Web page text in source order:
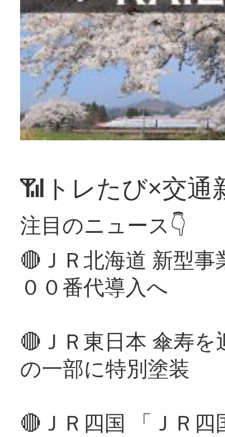
📶トレたび×交通
注目のニュース👇
🔴ＪＲ北海道 新型
００番代導入へ
🔴ＪＲ東日本 傘寿
の一部に特別塗装
🔴ＪＲ四国 「ＪＲ